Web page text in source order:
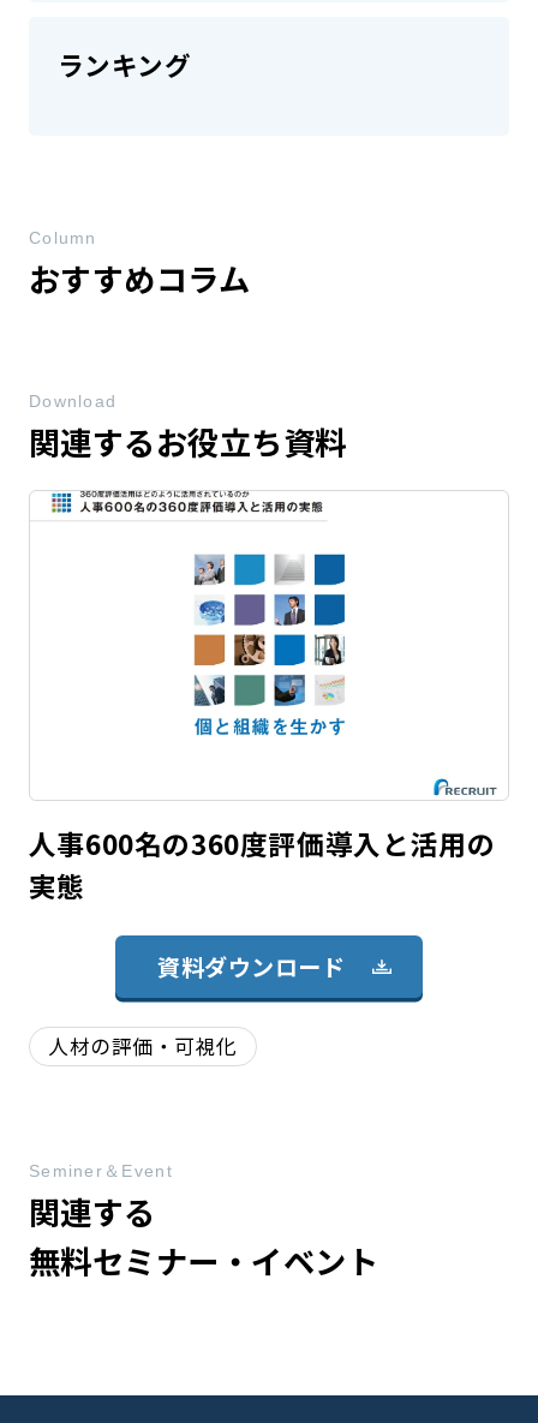
ランキング
おすすめコラム
Column
関連するお役立ち資料
Download
人事600名の360度評価導入と活用の
実態
資料ダウンロード
人材の評価・可視化
関連する
無料セミナー・イベント
Seminer＆Event